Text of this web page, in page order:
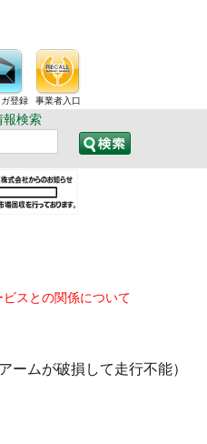
ガ登録 事業者入口
報検索
スとの関係について
ームが破損して走行不能）